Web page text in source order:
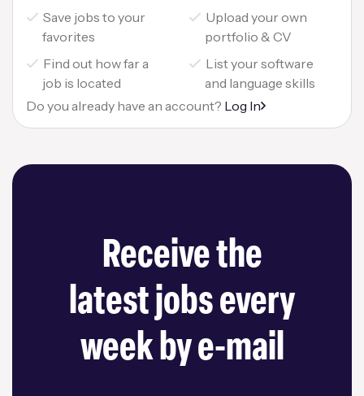
Save jobs to your
favorites
Find out how far a
job is located
Upload your own
portfolio & CV
List your software
and language skills
Do you already have an account? Log In
Receive the
latest jobs every
week by e-mail